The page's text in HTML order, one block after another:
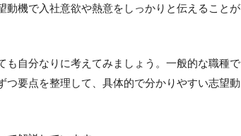
機で入社意欲や熱意をしっかりと伝えることが
自分なりに考えてみましょう。一般的な職種で
要点を整理して、具体的で分かりやすい志望動